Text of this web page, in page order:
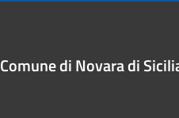
Comune di Novara di